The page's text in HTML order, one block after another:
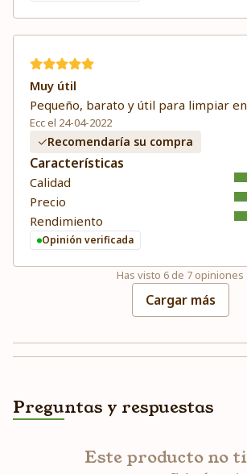
Muy útil
Pequeño, barato y útil para limpiar
Ecc el 24-04-2022
Recomendaría su compra
Características
Calidad
Precio
Rendimiento
Opinión verificada
Has visto 6 de 7 opiniones
Cargar más
Preguntas y respuestas
Este producto no